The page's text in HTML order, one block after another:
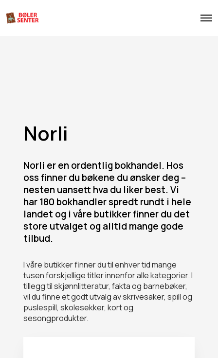
O
Norli
Norli er en ordentlig bokhandel. Hos
oss finner du bøkene du ønsker deg –
nesten uansett hva du liker best. Vi
har 180 bokhandler spredt rundt i hele
landet og i våre butikker finner du det
store utvalget og alltid mange gode
tilbud.
I våre butikker finner du til enhver tid mange
tusen forskjellige titler innenfor alle kategorier. I
tillegg til skjønnlitteratur, fakta og barnebøker,
vil du finne et godt utvalg av skrivesaker, spill og
puslespill, skolesekker, kort og
sesongprodukter.